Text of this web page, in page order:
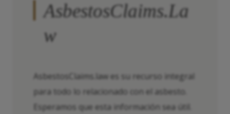
AsbestosClaims.La
w
AsbestosClaims.law es su recurso integral
para todo lo relacionado con el asbesto.
Esperamos que esta información sea útil.